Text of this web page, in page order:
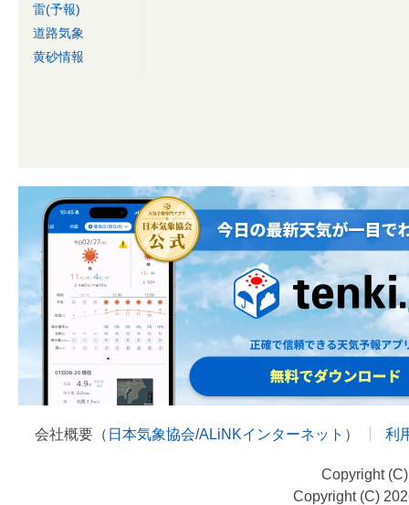
雷(予報)
道路気象
黄砂情報
会社概要（ 日本気象協会/ALiNKインターネット ） 利
Copyright
Copyright (C)